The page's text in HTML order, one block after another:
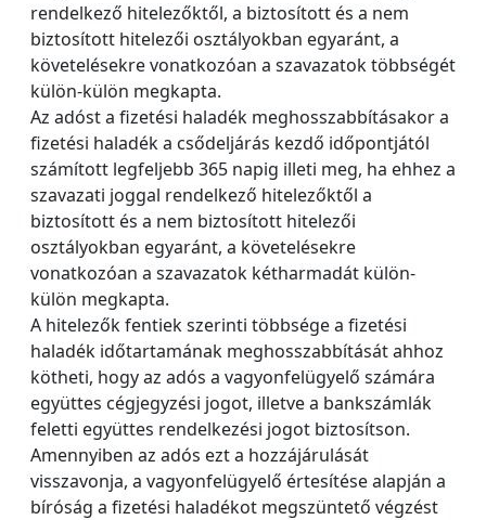
rendelkező hitelezőktől, a biztosított és a nem
biztosított hitelezői osztályokban egyaránt, a
követelésekre vonatkozóan a szavazatok többségét
külön-külön megkapta.
Az adóst a fizetési haladék meghosszabbításakor a
fizetési haladék a csődeljárás kezdő időpontjától
számított legfeljebb 365 napig illeti meg, ha ehhez a
szavazati joggal rendelkező hitelezőktől a
biztosított és a nem biztosított hitelezői
osztályokban egyaránt, a követelésekre
vonatkozóan a szavazatok kétharmadát külön-
külön megkapta.
A hitelezők fentiek szerinti többsége a fizetési
haladék időtartamának meghosszabbítását ahhoz
kötheti, hogy az adós a vagyonfelügyelő számára
együttes cégjegyzési jogot, illetve a bankszámlák
feletti együttes rendelkezési jogot biztosítson.
Amennyiben az adós ezt a hozzájárulását
visszavonja, a vagyonfelügyelő értesítése alapján a
bíróság a fizetési haladékot megszüntető végzést